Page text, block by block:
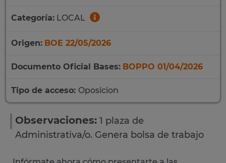
Categoría: LOCAL
Origen: BOE 22/05/2026
Documento Oficial Bases: BOPPO 01/04/2026
Tipo de acceso: Oposicion
Observaciones: 1 plaza de
Administrativa/o. Genera bolsa de trabajo